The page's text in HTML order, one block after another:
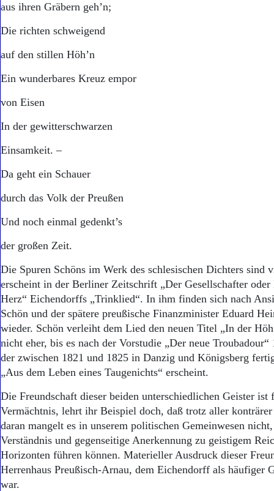
aus ihren Gräbern geh’n;
Die richten schweigend
auf den stillen Höh’n
Ein wunderbares Kreuz empor
von Eisen
In der gewitterschwarzen
Einsamkeit. –
Da geht ein Schauer
durch das Volk der Preußen
Und noch einmal gedenkt’s
der großen Zeit.
Die Spuren Schöns im Werk des schlesischen Dichters sind
erscheint in der Berliner Zeitschrift „Der Gesellschafter
Herz“ Eichendorffs „Trinklied“. In ihm finden sich nach
Schön und der spätere preußische Finanzminister Eduard
wieder. Schön verleiht dem Lied den neuen Titel „In der
nicht eher, bis es nach der Vorstudie „Der neue Troubadour“
der zwischen 1821 und 1825 in Danzig und Königsberg
„Aus dem Leben eines Taugenichts“ erscheint.
Die Freundschaft dieser beiden unterschiedlichen Geister ist
Vermächtnis, lehrt ihr Beispiel doch, daß trotz aller
daran mangelt es in unserem politischen Gemeinwesen
Verständnis und gegenseitige Anerkennung zu geistigem
Horizonten führen können. Materieller Ausdruck dieser
Herrenhaus Preußisch-Arnau, dem Eichendorff als häufiger
war.